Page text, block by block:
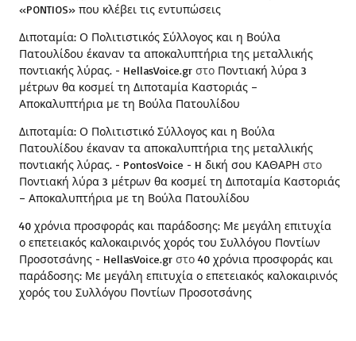
«PONTIOS» που κλέβει τις εντυπώσεις
Διποταμία: Ο Πολιτιστικός Σύλλογος και η Βούλα
Πατουλίδου έκαναν τα αποκαλυπτήρια της μεταλλικής
ποντιακής λύρας. - HellasVoice.gr στο Ποντιακή λύρα 3
μέτρων θα κοσμεί τη Διποταμία Καστοριάς –
Αποκαλυπτήρια με τη Βούλα Πατουλίδου
Διποταμία: Ο Πολιτιστικό Σύλλογος και η Βούλα
Πατουλίδου έκαναν τα αποκαλυπτήρια της μεταλλικής
ποντιακής λύρας. - PontosVoice - H δική σου ΚΑΘΑΡΗ στο
Ποντιακή λύρα 3 μέτρων θα κοσμεί τη Διποταμία Καστοριάς
– Αποκαλυπτήρια με τη Βούλα Πατουλίδου
40 χρόνια προσφοράς και παράδοσης: Με μεγάλη επιτυχία
ο επετειακός καλοκαιρινός χορός του Συλλόγου Ποντίων
Προσοτσάνης - HellasVoice.gr στο 40 χρόνια προσφοράς και
παράδοσης: Με μεγάλη επιτυχία ο επετειακός καλοκαιρινός
χορός του Συλλόγου Ποντίων Προσοτσάνης